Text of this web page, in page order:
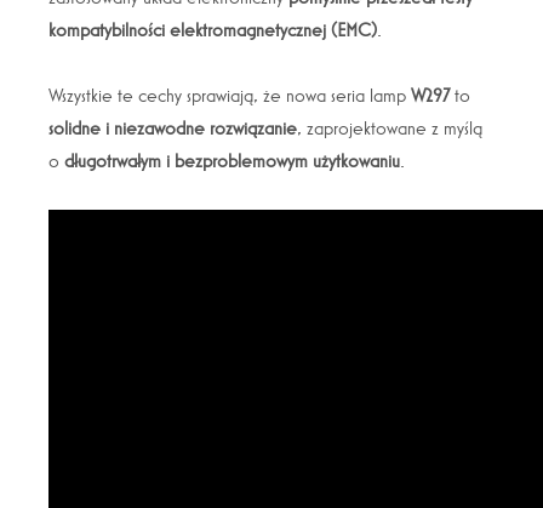
kompatybilności elektromagnetycznej (EMC).
Wszystkie te cechy sprawiają, że nowa seria lamp W297to
solidne i niezawodne rozwiązanie, zaprojektowane z myślą
o długotrwałym i bezproblemowym użytkowaniu.